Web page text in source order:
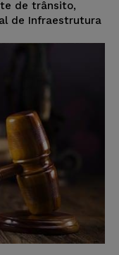
de trânsito,
de Infraestrutura